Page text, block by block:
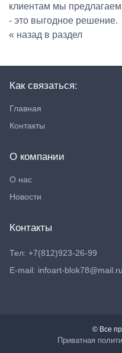
клиентам мы
- это выгодное решение.
« назад в раздел
Как связаться:
Главная
Контакты
О компании
О нас
Новости
Контакты
Тел: +7(812)923-26-99
E-mail: infoart-blok78@mail.ru
© Все
Приватная